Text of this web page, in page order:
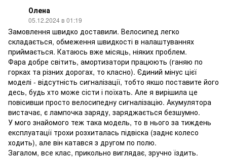
Олена
05.12.2024 в 01:19
Замовлення швидко доставили. Велосипед легко
складається, обмеження швидкості в налаштуваннях
приймається. Катаюсь вже місяць, ніяких проблем.
Фара добре світить, амортизатори працюють (ганяю по
горках та різних дорогах, то класно). Єдиний мінус цієї
моделі - відсутність сигналізації, тобто якшо поставите його
десь, будь хто може сісти і поїхать. Але я вирішила це
повісивши просто велосипедну сигналізацію. Акумулятора
вистачає, є лампочка заряду, заряджається безшумно.
У мого знайомого теж така модель, то в нього за тиждень
експлуатації трохи розхиталась підвіска (заднє колесо
ходить), але він катався з другом по полю.
Загалом, все клас, прикольно виглядає, зручно їздить.